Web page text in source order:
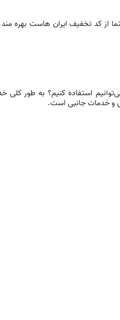
از کد تخفیف ایران هاست بهره
استفاده کنیم؟ به طور
و خدمات جانبی است.